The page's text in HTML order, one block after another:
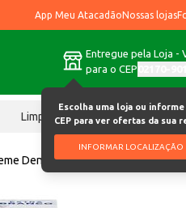
App Meu AtacadãoNossas lojas
Entregue pela Loja -
para o CEP
Escolha uma loja ou informe
CEP para ver ofertas da sua
INFORMAR LOCALIZAÇÃO
Limpeza Chocolates
Dental Oral B Extra branco